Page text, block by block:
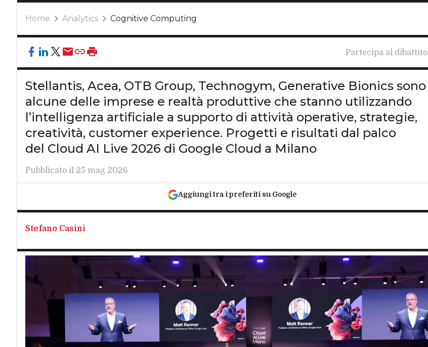
Home Analytics Cognitive Computing
Partecipa al dibattito
Stellantis, Acea, OTB Group, Technogym, Generative Bionics sono
alcune delle imprese e realtà produttive che stanno utilizzando
l’intelligenza artificiale a supporto di attività operative, strategie,
creatività, customer experience. Progetti e risultati dal palco
del Cloud AI Live 2026 di Google Cloud a Milano
Pubblicato il 25 mag 2026
Aggiungi tra i preferiti su Google
Stefano Casini